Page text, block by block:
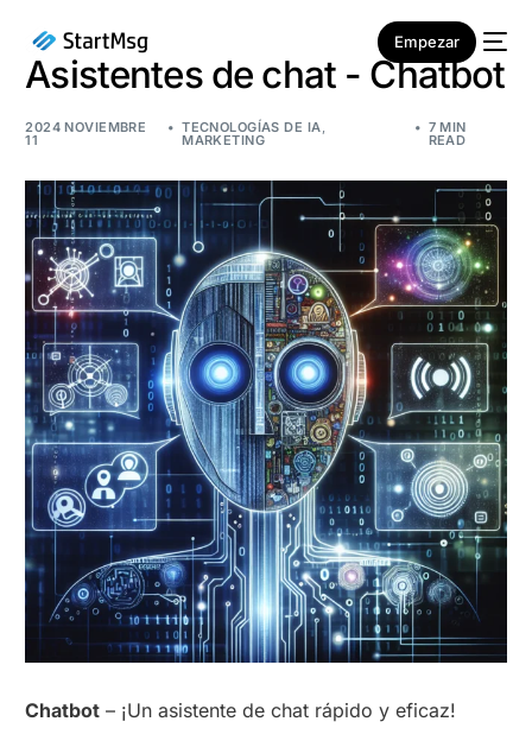
Empezar
Asistentes de chat - Chatbot
2024 NOVIEMBRE
11
TECNOLOGÍAS DE IA,
MARKETING
7 MIN
READ
Chatbot – ¡Un asistente de chat rápido y eficaz!
NUEVO